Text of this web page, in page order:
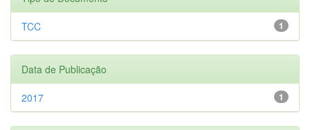
1
TCC
Data de Publicação
1
2017